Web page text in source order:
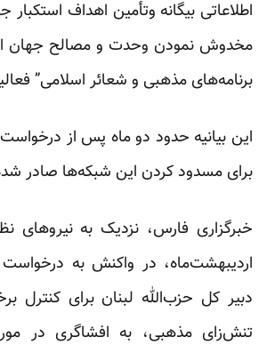
اطلاعاتی بیگانه وتأمین اهداف
مخدوش نمودن وحدت و مصالح جهان
برنامه‌های مذهبی و شعائر اسلامی”
این بیانیه حدود دو ماه پس از
برای مسدود کردن این شبکه‌ها صادر
اردیبهشت‌ماه، در واکنش به
دبیر کل حزب‌الله لبنان برای کنترل
تنش‌زای مذهبی، به افشاگری در